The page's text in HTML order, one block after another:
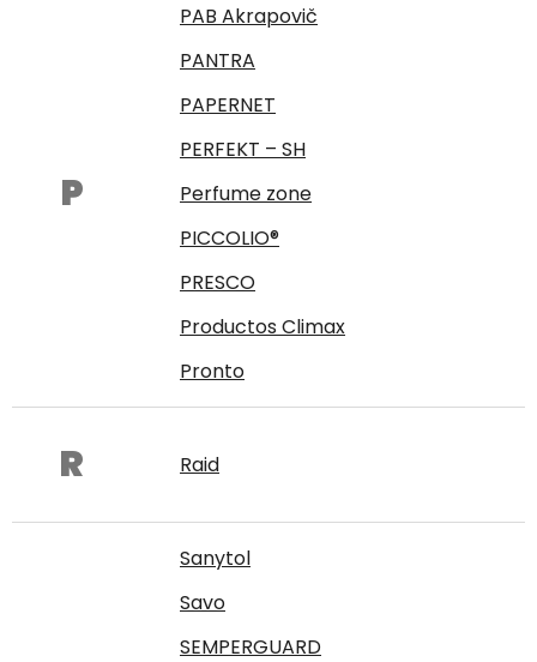
P
PAB Akrapovič
PANTRA
PAPERNET
PERFEKT – SH
Perfume zone
PICCOLIO®
PRESCO
Productos Climax
Pronto
R Raid
Sanytol
Savo
SEMPERGUARD